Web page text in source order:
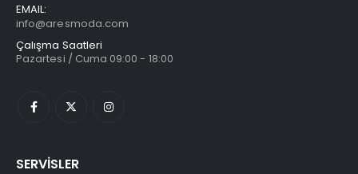
EMAIL:
info@aresmoda.com
Çalışma Saatleri
Pazartesi / Cuma 09:00 - 18:00
SERVİSLER